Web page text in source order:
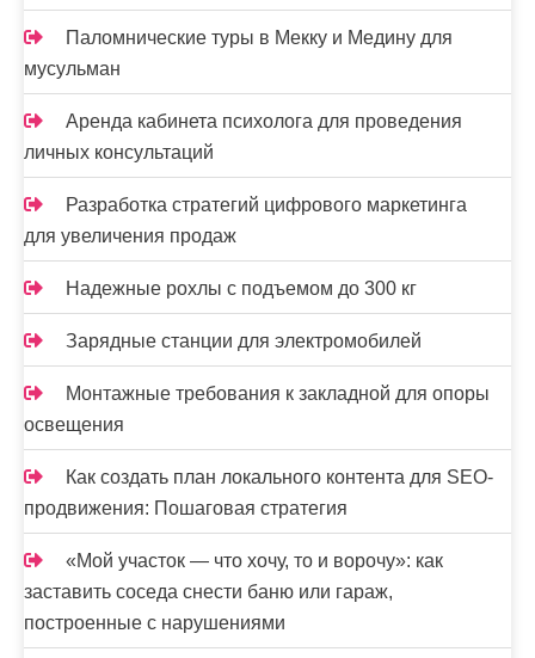
Паломнические туры в Мекку и Медину для
мусульман
Аренда кабинета психолога для проведения
личных консультаций
Разработка стратегий цифрового маркетинга
для увеличения продаж
Надежные рохлы с подъемом до 300 кг
Зарядные станции для электромобилей
Монтажные требования к закладной для опоры
освещения
Как создать план локального контента для SEO-
продвижения: Пошаговая стратегия
«Мой участок — что хочу, то и ворочу»: как
заставить соседа снести баню или гараж,
построенные с нарушениями